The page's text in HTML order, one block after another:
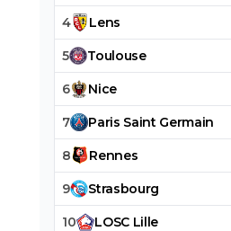
4 Lens
5 Toulouse
6 Nice
7 Paris Saint Germain
8 Rennes
9 Strasbourg
10 LOSC Lille